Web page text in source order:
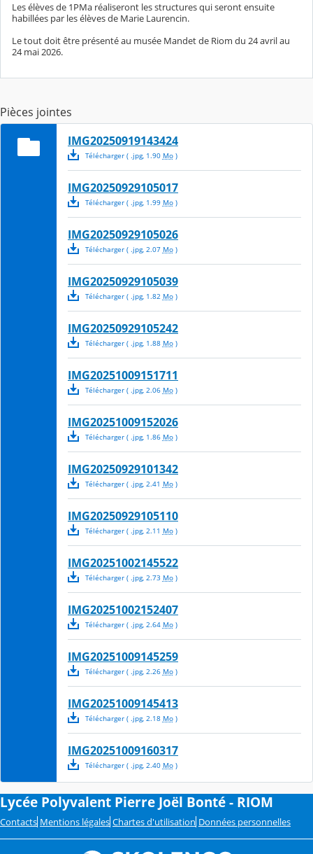
Les élèves de 1PMa réaliseront les structures qui seront ensuite
habillées par les élèves de Marie Laurencin.
Le tout doit être présenté au musée Mandet de Riom du 24 avril au
24 mai 2026.
Pièces jointes
IMG20250919143424
Télécharger( .jpg, 1.90 Mo)
IMG20250929105017
Télécharger( .jpg, 1.99 Mo)
IMG20250929105026
Télécharger( .jpg, 2.07 Mo)
IMG20250929105039
Télécharger( .jpg, 1.82 Mo)
IMG20250929105242
Télécharger( .jpg, 1.88 Mo)
IMG20251009151711
Télécharger( .jpg, 2.06 Mo)
IMG20251009152026
Télécharger( .jpg, 1.86 Mo)
IMG20250929101342
Télécharger( .jpg, 2.41 Mo)
IMG20250929105110
Télécharger( .jpg, 2.11 Mo)
IMG20251002145522
Télécharger( .jpg, 2.73 Mo)
IMG20251002152407
Télécharger( .jpg, 2.64 Mo)
IMG20251009145259
Télécharger( .jpg, 2.26 Mo)
IMG20251009145413
Télécharger( .jpg, 2.18 Mo)
IMG20251009160317
Télécharger( .jpg, 2.40 Mo)
Lycée Polyvalent Pierre Joël Bonté - RIOM
Contacts Mentions légales Chartes d'utilisation Données personnelles